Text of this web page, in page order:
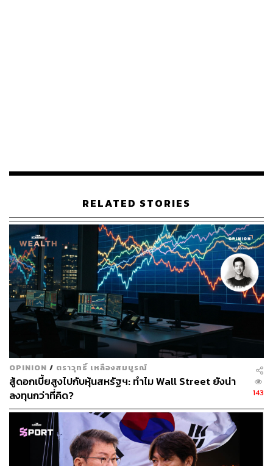
‘ไม่ตาย’ และเผยแพร่จำนวนเพิ่มขึ้นได้ตามที่ต้องการ
ผมอาจจะพูด ‘เพ้อฝัน’ ไปหน่อย แต่ถ้าดูวิวัฒนาการของโลก
ตั้งแต่กำเนิดสิ่งมีชีวิตเมื่อหลายพันล้านปีก่อน ใครจะไปคิดว่า
สุดท้ายจะมีมนุษย์ขึ้นมาและครองโลกได้ในเวลาแค่ไม่กี่หมื่น
หรือแสนปี?
ในมุมมองทางด้าน ‘หุ้น’ ซึ่งก็คือการมองไปข้างหน้าใน
อนาคตอันยาวไกล AI จึงเป็น ‘Ultimate Super Growth’ หรือ
ธุรกิจที่จะ ‘โตเร็ว โตมาก และโตนานที่สุด’ และอาจจะโต
ตลอดกาลจนสิ้นสุดยุคมนุษย์ ดังนั้น หุ้น AI จึงมีศักยภาพที่จะ
โตมหาศาลจนแทบกลืนกินหรือ ‘ครอบงำ’ ตลาดหุ้นได้ และ
นั่นก็คือสิ่งที่กำลังเกิดขึ้นทั่วโลกที่เราเห็นหุ้นยักษ์ AI อาจจะ
แค่ 10 ตัวมี Market Cap. เกือบครึ่งหนึ่งของตลาดหุ้นในดัชนี
S&P 500 ซึ่งเป็นตลาดหุ้นของทั้งประเทศสหรัฐฯ
หุ้นของประเทศอื่นที่เกี่ยวข้องกับ AI เช่น หุ้น TSMC ของ
ไต้หวัน หุ้น Samsung Electronics ของเกาหลีใต้ และหุ้น
ASML ของเนเธอร์แลนด์ เพียงตัวเดียวของแต่ละประเทศแต่มี
RELATED STORIES
OPINION / ตราวุทธิ์ เหลืองสมบูรณ์
สู้ดอกเบี้ยสูงไปกับหุ้นสหรัฐฯ: ทำไม Wall Street ยังน่า
ลงทุนกว่าที่คิด?
143